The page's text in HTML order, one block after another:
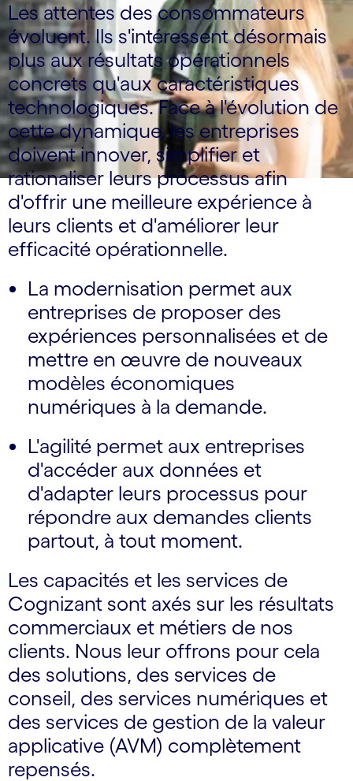
Les attentes des consommateurs
évoluent. Ils s'intéressent désormais
plus aux résultats opérationnels
concrets qu'aux caractéristiques
technologiques. Face à l'évolution de
cette dynamique, les entreprises
doivent innover, simplifier et
rationaliser leurs processus afin
d'offrir une meilleure expérience à
leurs clients et d'améliorer leur
efficacité opérationnelle.
La modernisation permet aux
entreprises de proposer des
expériences personnalisées et de
mettre en œuvre de nouveaux
modèles économiques
numériques à la demande.
L'agilité permet aux entreprises
d'accéder aux données et
d'adapter leurs processus pour
répondre aux demandes clients
partout, à tout moment.
Les capacités et les services de
Cognizant sont axés sur les résultats
commerciaux et métiers de nos
clients. Nous leur offrons pour cela
des solutions, des services de
conseil, des services numériques et
des services de gestion de la valeur
applicative (AVM) complètement
repensés.